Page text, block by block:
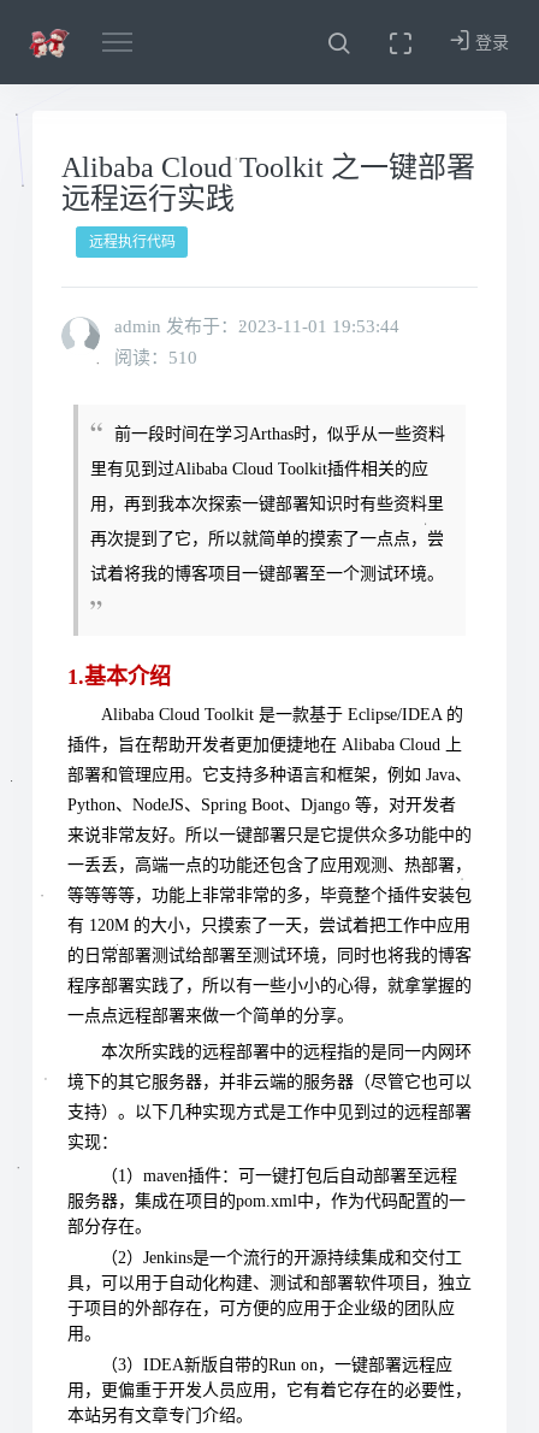
登录
Alibaba Cloud Toolkit 之一键部署
远程运行实践
远程执行代码
admin 发布于： 2023-11-01 19:53:44
阅读：510
前一段时间在学习Arthas时，似乎从一些资料
里有见到过Alibaba Cloud Toolkit插件相关的应
用，再到我本次探索一键部署知识时有些资料里
再次提到了它，所以就简单的摸索了一点点，尝
试着将我的博客项目一键部署至一个测试环境。
1.基本介绍
Alibaba Cloud Toolkit 是一款基于 Eclipse/IDEA 的
插件，旨在帮助开发者更加便捷地在 Alibaba Cloud 上
部署和管理应用。它支持多种语言和框架，例如 Java、
Python、NodeJS、Spring Boot、Django 等，对开发者
来说非常友好。所以一键部署只是它提供众多功能中的
一丢丢，高端一点的功能还包含了应用观测、热部署，
等等等等，功能上非常非常的多，毕竟整个插件安装包
有 120M 的大小，只摸索了一天，尝试着把工作中应用
的日常部署测试给部署至测试环境，同时也将我的博客
程序部署实践了，所以有一些小小的心得，就拿掌握的
一点点远程部署来做一个简单的分享。
本次所实践的远程部署中的远程指的是同一内网环
境下的其它服务器，并非云端的服务器（尽管它也可以
支持）。以下几种实现方式是工作中见到过的远程部署
实现：
（1）maven插件：可一键打包后自动部署至远程
服务器，集成在项目的pom.xml中，作为代码配置的一
部分存在。
（2）Jenkins是一个流行的开源持续集成和交付工
具，可以用于自动化构建、测试和部署软件项目，独立
于项目的外部存在，可方便的应用于企业级的团队应
用。
（3）IDEA新版自带的Run on，一键部署远程应
用，更偏重于开发人员应用，它有着它存在的必要性，
本站另有文章专门介绍。